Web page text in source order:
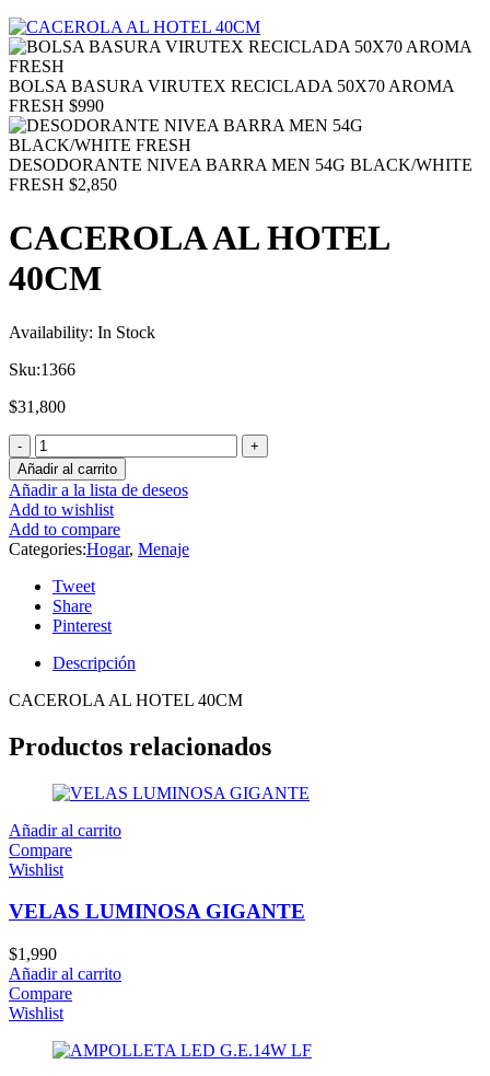
BOLSA BASURA VIRUTEX RECICLADA 50X70 AROMA
FRESH $990
DESODORANTE NIVEA BARRA MEN 54G BLACK/WHITE
FRESH $2,850
CACEROLA AL HOTEL
40CM
Availability: In Stock
Sku:1366
$31,800
Añadir al carrito
Añadir a la lista de deseos
Add to wishlist
Add to compare
Categories:Hogar, Menaje
Tweet
Share
Pinterest
Descripción
CACEROLA AL HOTEL 40CM
Productos relacionados
Añadir al carrito
Compare
Wishlist
VELAS LUMINOSA GIGANTE
$1,990
Añadir al carrito
Compare
Wishlist